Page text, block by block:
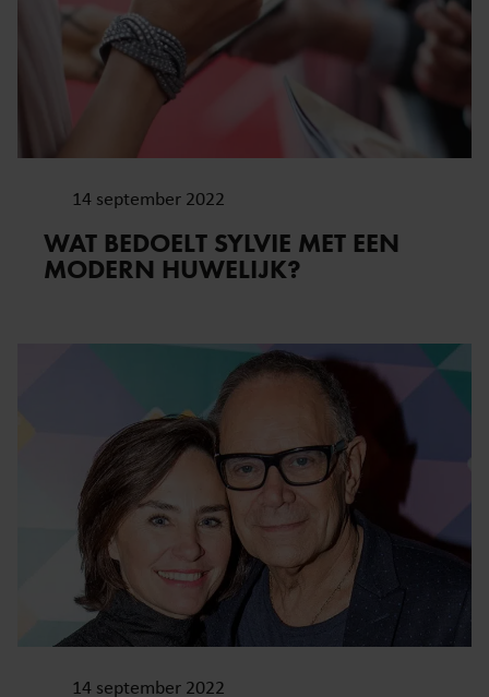
14 september 2022
WAT BEDOELT SYLVIE MET EEN
MODERN HUWELIJK?
14 september 2022